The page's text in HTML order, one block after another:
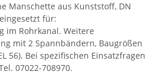
Manschette aus Kunststoff, DN
für:
im Rohrkanal. Weitere
mit 2 Spannbändern, Baugrößen
56). Bei spezifischen Einsatzfragen
07022-708970.